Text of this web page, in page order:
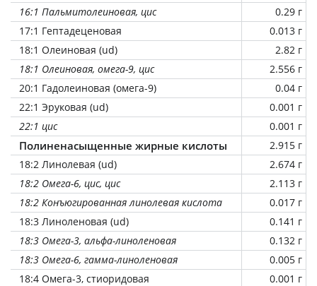
16:1 Пальмитолеиновая, цис
0.29 г
17:1 Гептадеценовая
0.013 г
18:1 Олеиновая (ud)
2.82 г
18:1 Олеиновая, омега-9, цис
2.556 г
20:1 Гадолеиновая (омега-9)
0.04 г
22:1 Эруковая (ud)
0.001 г
22:1 цис
0.001 г
Полиненасыщенные жирные кислоты
2.915 г
18:2 Линолевая (ud)
2.674 г
18:2 Омега-6, цис, цис
2.113 г
18:2 Конъюгированная линолевая кислота
0.017 г
18:3 Линоленовая (ud)
0.141 г
18:3 Омега-3, альфа-линоленовая
0.132 г
18:3 Омега-6, гамма-линоленовая
0.005 г
18:4 Омега-3, стиоридовая
0.001 г